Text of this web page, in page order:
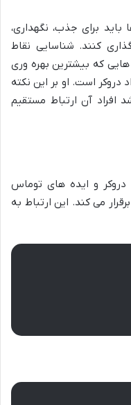
برای جذب، نگهداری،
کنند. شناسایی نقاط
هایی که بیشترین بهره وری
دروکر است. او بر این نکته
افراد آن ارتباط مستقیم
و ایده های توماس
می کند. این ارتباط به